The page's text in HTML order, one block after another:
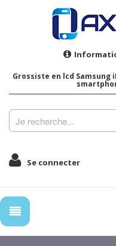
Grossiste en lcd Samsung
Se connecter